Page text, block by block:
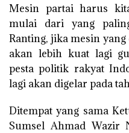
Mesin partai harus
mulai dari yang
Ranting, jika mesin
akan lebih kuat lagi
pesta politik rakyat
lagi akan digelar pada
Ditempat yang sama
Sumsel Ahmad Wazir